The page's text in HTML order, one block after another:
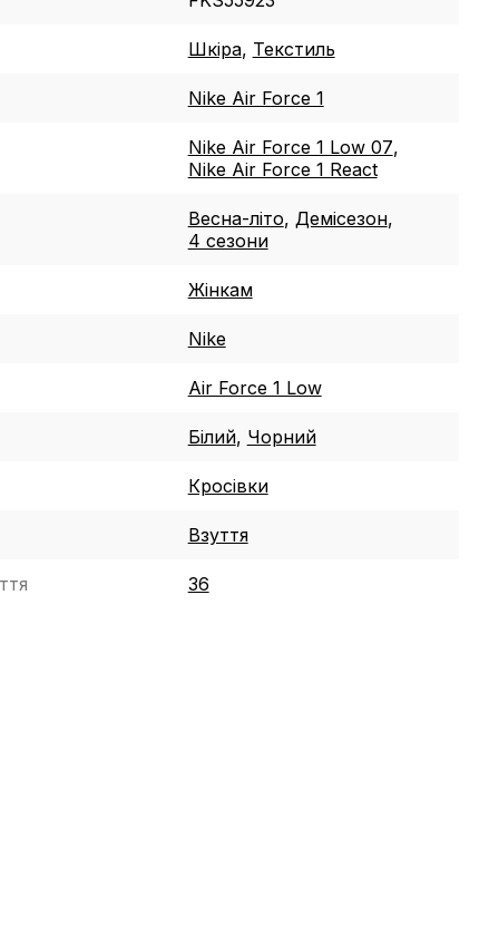
Шкіра, Текстиль
Nike Air Force 1
Nike Air Force 1 Low 07,
Nike Air Force 1 React
Весна-літо, Демісезон,
4 сезони
Жінкам
Nike
Air Force 1 Low
Білий, Чорний
Кросівки
Взуття
36